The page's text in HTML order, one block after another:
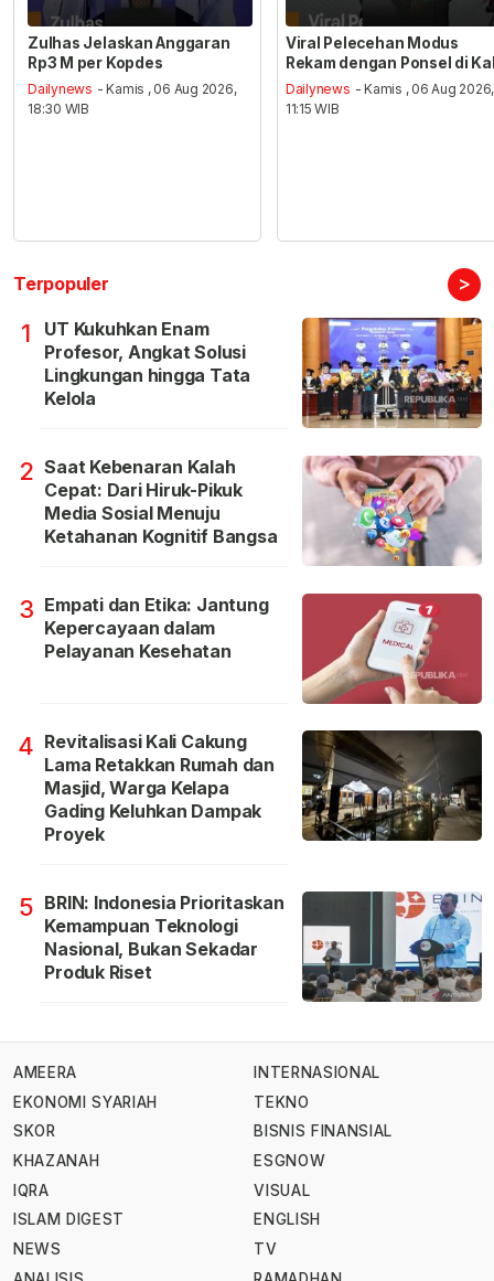
Zulhas Jelaskan Anggaran
Rp3 M per Kopdes
Dailynews - Kamis , 06 Aug 2026,
18:30 WIB
Viral Pelecehan Modus
Rekam dengan Ponsel di
Dailynews - Kamis , 06 Aug 2026,
11:15 WIB
Terpopuler >
1
UT Kukuhkan Enam
Profesor, Angkat Solusi
Lingkungan hingga Tata
Kelola
2 Saat Kebenaran Kalah
Cepat: Dari Hiruk-Pikuk
Media Sosial Menuju
Ketahanan Kognitif Bangsa
3 Empati dan Etika: Jantung
Kepercayaan dalam
Pelayanan Kesehatan
4 Revitalisasi Kali Cakung
Lama Retakkan Rumah dan
Masjid, Warga Kelapa
Gading Keluhkan Dampak
Proyek
5 BRIN: Indonesia Prioritaskan
Kemampuan Teknologi
Nasional, Bukan Sekadar
Produk Riset
AMEERA
EKONOMI SYARIAH
SKOR
KHAZANAH
IQRA
ISLAM DIGEST
NEWS
INTERNASIONAL
TEKNO
BISNIS FINANSIAL
ESGNOW
VISUAL
ENGLISH
TV